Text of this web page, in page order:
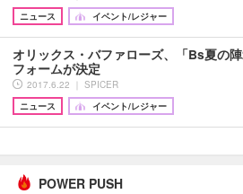
ニュース
イベント/レジャー
オリックス・バファローズ、「Bs夏の
フォームが決定
2017.6.22 ｜ SPICER
ニュース
イベント/レジャー
POWER PUSH